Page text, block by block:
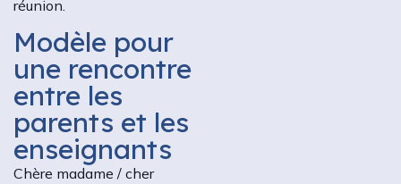
réunion.
Modèle pour
une rencontre
entre les
parents et les
enseignants
Chère madame / cher